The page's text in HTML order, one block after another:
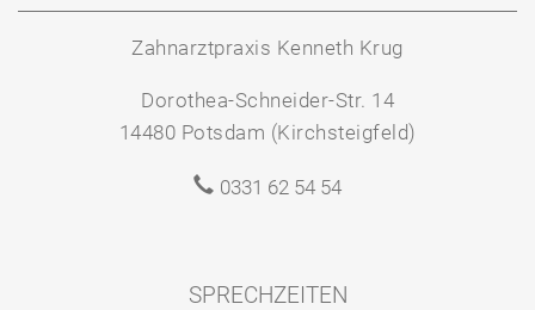
Zahnarztpraxis Kenneth Krug
Dorothea-Schneider-Str. 14
14480 Potsdam (Kirchsteigfeld)
0331 62 54 54
SPRECHZEITEN